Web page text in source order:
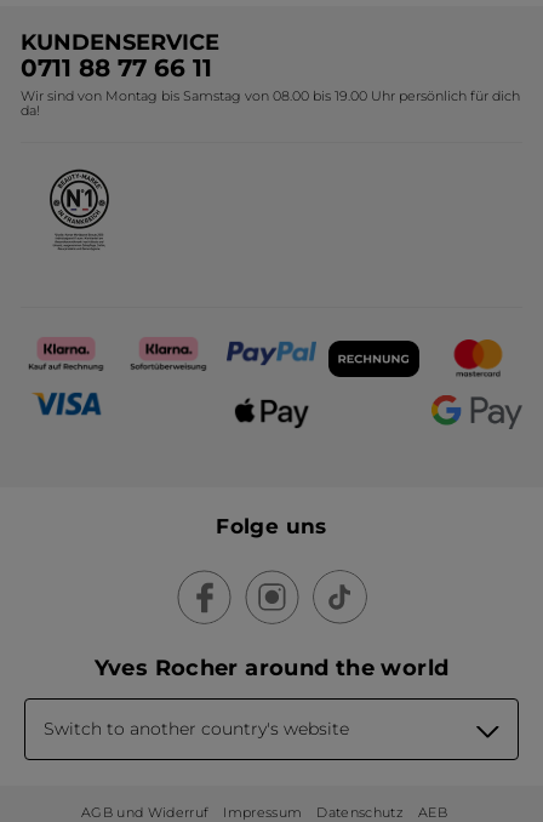
Geschenkideen Yves Rocher
Kollektion Monoi Yves Rocher
Umweltstiftung YR
Affiliate Programm
KUNDENSERVICE
0711 88 77 66 11
Wir sind von Montag bis Samstag von 08.00 bis 19.00 Uhr persönlich für dich
da!
Folge uns
Yves Rocher around the world
Switch to another country's website
AGB und Widerruf Impressum Datenschutz
AEB